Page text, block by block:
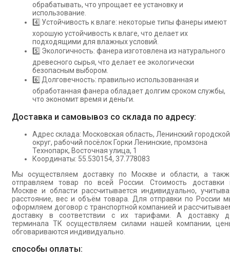
обрабатывать, что упрощает ее установку и
использование.
4️⃣ Устойчивость к влаге: некоторые типы фанеры имеют
хорошую устойчивость к влаге, что делает их
подходящими для влажных условий.
5️⃣ Экологичность: фанера изготовлена из натурального
древесного сырья, что делает ее экологически
безопасным выбором.
6️⃣ Долговечность: правильно использованная и
обработанная фанера обладает долгим сроком службы,
что экономит время и деньги.
Доставка и самовывоз со склада по адресу:
Адрес склада: Московская область, Ленинский городской
округ, рабочий посёлок Горки Ленинские, промзона
Технопарк, Восточная улица, 1
Координаты: 55.530154, 37.778083
Мы осуществляем доставку по Москве и области, а
отправляем товар по всей России. Стоимость доставки
Москве и области рассчитывается индивидуально,
расстояние, вес и объём товара. Для отправки по России
оформляем договор с транспортной компанией и
доставку в соответствии с их тарифами. А доставку
терминала ТК осуществляем силами нашей компании,
обговариваются индивидуально.
способы оплаты: